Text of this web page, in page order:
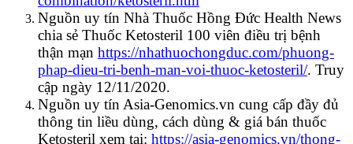
Nguồn uy tín Nhà Thuốc Hồng Đức Health News
chia sẻ Thuốc Ketosteril 100 viên điều trị bệnh
thận mạn https://nhathuochongduc.com/phuong-
phap-dieu-tri-benh-man-voi-thuoc-ketosteril/. Truy
cập ngày 12/11/2020.
Nguồn uy tín Asia-Genomics.vn cung cấp đầy đủ
thông tin liều dùng, cách dùng & giá bán thuốc
Ketosteril xem tại: https://asia-genomics.vn/thong-